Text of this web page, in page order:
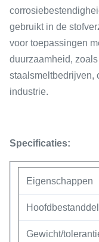
gebruikt in de
voor toepassingen
duurzaamheid,
staalsmeltbedrijven,
industrie.
Specificaties:
Eigenschappen
Gewicht/